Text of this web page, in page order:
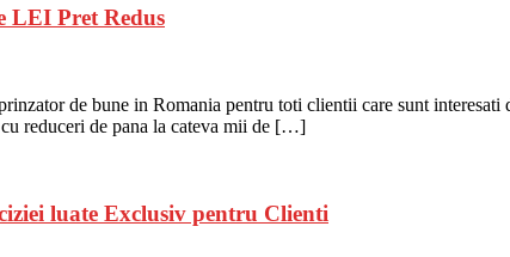
LEI Pret Redus
de bune in Romania pentru toti clientii care sunt
reduceri de pana la cateva mii de […]
luate Exclusiv pentru Clienti